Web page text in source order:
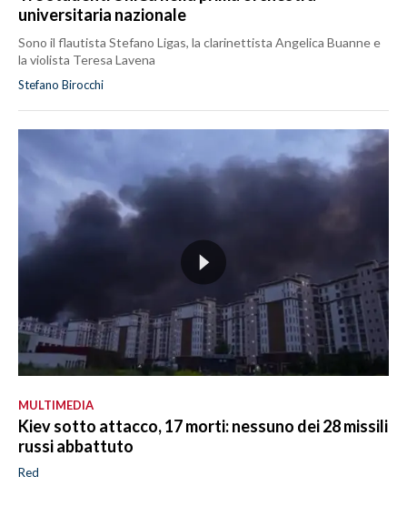
universitaria nazionale
Sono il flautista Stefano Ligas, la clarinettista Angelica Buanne e
la violista Teresa Lavena
Stefano Birocchi
MULTIMEDIA
Kiev sotto attacco, 17 morti: nessuno dei 28 missili
russi abbattuto
Red